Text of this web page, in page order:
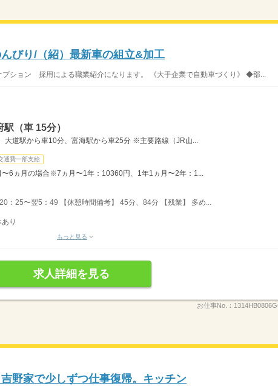
びり/（紹）最新車の組立&加工
ション 採用による職業紹介になります。 《大手企業で自動車づくり》 ◆部...
（車 15分）
大道駅から車10分、富海駅から車25分 ※主要路線（JR山...
通費一部支給
ヵ月の場合※7ヵ月〜1年：10360円、1年1ヵ月〜2年：1...
：25〜翌5：49 【休憩時間備考】 45分、84分 【残業】 多め...
り
もっと見る
求人詳細を見る
お仕事No.：
野家で少しずつ仕事復帰。キッチン